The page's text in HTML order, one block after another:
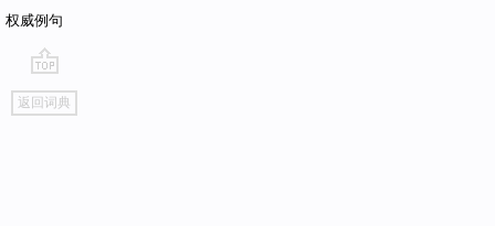
权威例句
go
top
返回词典